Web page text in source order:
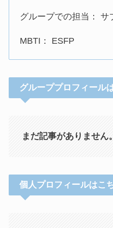
グループでの担当： サ
MBTI： ESFP
グループプロフィール
まだ記事がありません。
個人プロフィールはこ